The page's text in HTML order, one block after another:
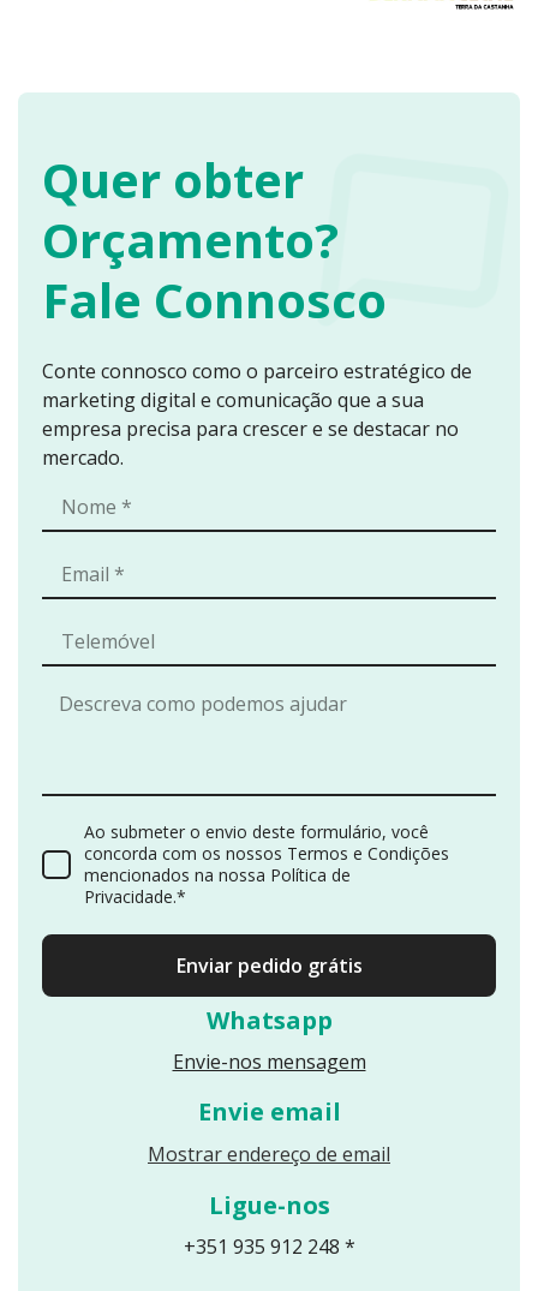
Quer obter
Orçamento?
Fale Connosco
Conte connosco como o parceiro estratégico de
marketing digital e comunicação que a sua
empresa precisa para crescer e se destacar no
mercado.
Whatsapp
Envie-nos mensagem
Envie email
Mostrar endereço de email
Ligue-nos
+351 935 912 248 *
Ao submeter o envio deste formulário, você
concorda com os nossos Termos e Condições
mencionados na nossa Política de
Privacidade.*
Enviar pedido grátis